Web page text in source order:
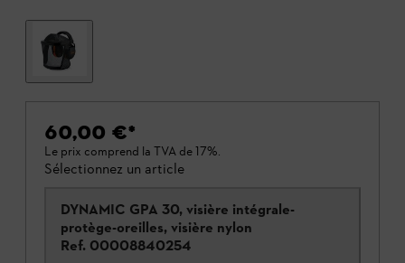
60,00 €*
Le prix comprend la TVA de 17%.
Sélectionnez un article
DYNAMIC GPA 30, visière intégrale-
protège-oreilles, visière nylon
Ref. 00008840254